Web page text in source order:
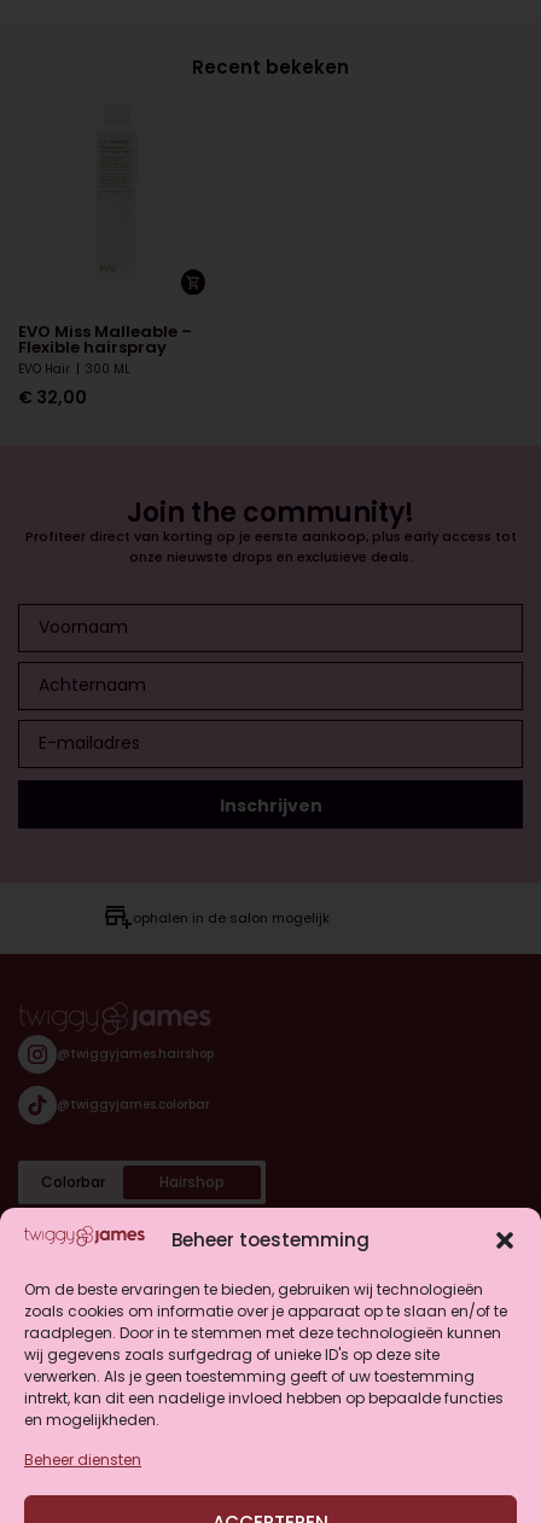
Beheer toestemming
Om de beste ervaringen te bieden, gebruiken wij technologieën
zoals cookies om informatie over je apparaat op te slaan en/of te
raadplegen. Door in te stemmen met deze technologieën kunnen
wij gegevens zoals surfgedrag of unieke ID's op deze site
verwerken. Als je geen toestemming geeft of uw toestemming
intrekt, kan dit een nadelige invloed hebben op bepaalde functies
en mogelijkheden.
Beheer diensten
Recent bekeken
EVO Miss Malleable –
Flexible hairspray
EVO Hair 300 ML
€ 32,00
Join the community!
Profiteer direct van korting op je eerste aankoop, plus early access tot
onze nieuwste drops en exclusieve deals.
ophalen in de salon mogelijk
Colorbar Hairshop
@twiggyjames.hairshop
@twiggyjames.colorbar
Categorieën
Shop
Klantenservice
4.9